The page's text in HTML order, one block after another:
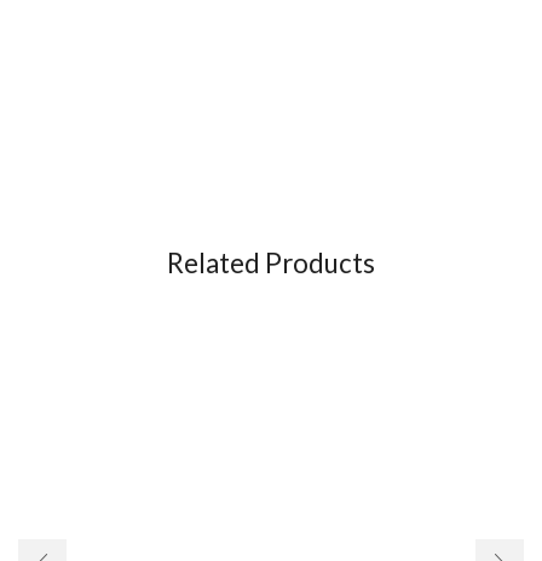
Related Products